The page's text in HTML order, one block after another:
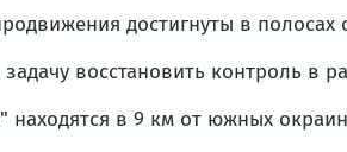
достигнуты в полосах
восстановить контроль в
находятся в 9 км от южных